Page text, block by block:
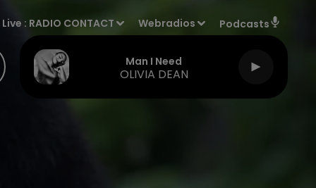
Live : RADIO CONTACT Webradios Podcasts
Man I Need
OLIVIA DEAN